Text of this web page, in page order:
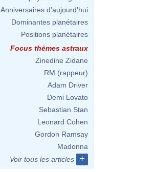
Anniversaires d'aujourd'hui
Dominantes planétaires
Positions planétaires
Focus thèmes astraux
Zinedine Zidane
RM (rappeur)
Adam Driver
Demi Lovato
Sebastian Stan
Leonard Cohen
Gordon Ramsay
Madonna
Voir tous les articles
+